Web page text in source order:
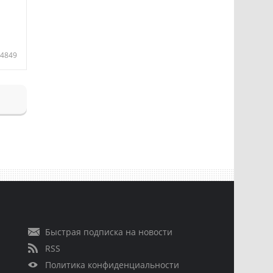
4849
Быстрая подписка на новости
RSS
Политика конфиденциальности